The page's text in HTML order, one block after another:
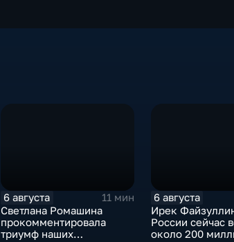
6 августа
11 мин
Светлана Ромашина
прокомментировала
триумф наших
6 августа
Ирек
России сейчас
около 200